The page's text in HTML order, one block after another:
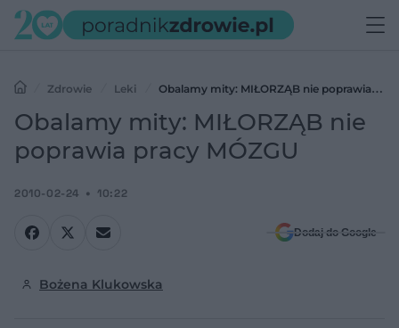
Zdrowie Leki
Obalamy mity: MIŁORZĄB nie poprawia
pracy MÓZGU
Obalamy mity: MIŁORZĄB nie
poprawia pracy MÓZGU
2010-02-24 10:22
Dodaj do Google
Bożena Klukowska